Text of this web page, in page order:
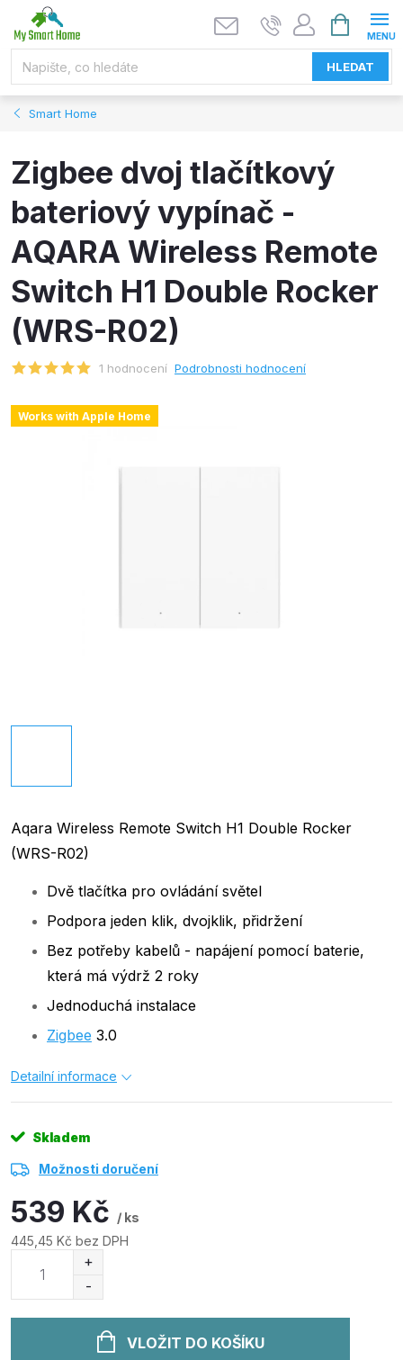
HLEDAT
NÁKUPNÍ
KOŠÍK
Smart Home
Zigbee dvoj tlačítkový
bateriový vypínač -
AQARA Wireless Remote
Switch H1 Double Rocker
(WRS-R02)
1 hodnocení Podrobnosti hodnocení
Works with Apple Home
Aqara Wireless Remote Switch H1 Double Rocker
(WRS-R02)
Dvě tlačítka pro ovládání světel
Podpora jeden klik, dvojklik, přidržení
Bez potřeby kabelů - napájení pomocí baterie,
která má výdrž 2 roky
Jednoduchá instalace
Zigbee 3.0
Detailní informace
Skladem
Možnosti doručení
539 Kč / ks
445,45 Kč bez DPH
VLOŽIT DO KOŠÍKU